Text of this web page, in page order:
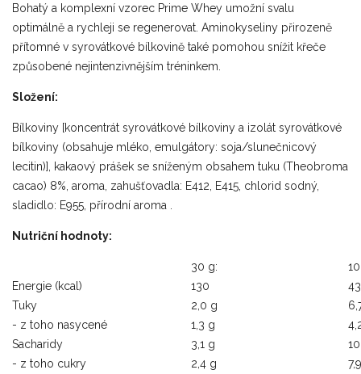
Bohatý a komplexní vzorec Prime Whey umožní svalu
optimálně a rychleji se regenerovat. Aminokyseliny přirozeně
přítomné v syrovátkové bílkovině také pomohou snížit křeče
způsobené nejintenzivnějším tréninkem.
Složení:
Bílkoviny [koncentrát syrovátkové bílkoviny a izolát syrovátkové
bílkoviny (obsahuje mléko, emulgátory: soja/slunečnicový
lecitin)], kakaový prášek se sníženým obsahem tuku (Theobroma
cacao) 8%, aroma, zahušťovadla: E412, E415, chlorid sodný,
sladidlo: E955, přírodní aroma .
Nutriční hodnoty:
30 g:
Energie (kcal)
130
Tuky
2,0 g
- z toho nasycené
1,3 g
Sacharidy
3,1 g
- z toho cukry
2,4 g